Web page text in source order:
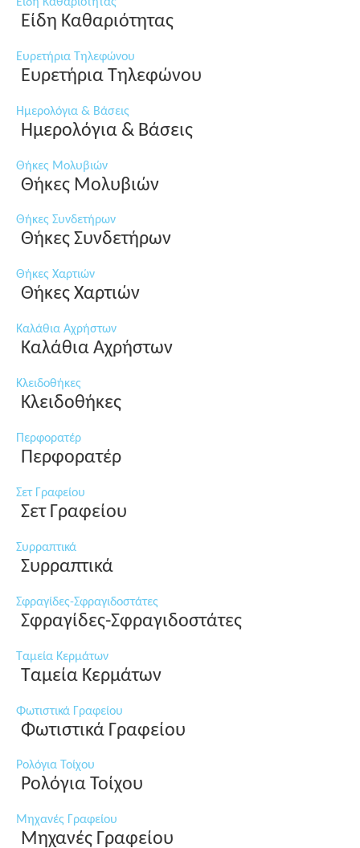
Είδη Καθαριότητας
Ευρετήρια Τηλεφώνου
Ευρετήρια Τηλεφώνου
Ημερολόγια & Βάσεις
Ημερολόγια & Βάσεις
Θήκες Μολυβιών
Θήκες Μολυβιών
Θήκες Συνδετήρων
Θήκες Συνδετήρων
Θήκες Χαρτιών
Θήκες Χαρτιών
Καλάθια Αχρήστων
Καλάθια Αχρήστων
Κλειδοθήκες
Κλειδοθήκες
Περφορατέρ
Περφορατέρ
Σετ Γραφείου
Σετ Γραφείου
Συρραπτικά
Συρραπτικά
Σφραγίδες-Σφραγιδοστάτες
Σφραγίδες-Σφραγιδοστάτες
Ταμεία Κερμάτων
Ταμεία Κερμάτων
Φωτιστικά Γραφείου
Φωτιστικά Γραφείου
Ρολόγια Τοίχου
Ρολόγια Τοίχου
Μηχανές Γραφείου
Μηχανές Γραφείου